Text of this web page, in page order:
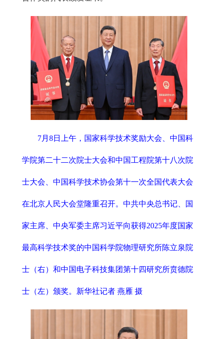
7月8日上午，国家科学技术奖励大会、中国科
学院第二十二次院士大会和中国工程院第十八次院
士大会、中国科学技术协会第十一次全国代表大会
在北京人民大会堂隆重召开。中共中央总书记、国
家主席、中央军委主席习近平向获得2025年度国家
最高科学技术奖的中国科学院物理研究所陈立泉院
士（右）和中国电子科技集团第十四研究所贲德院
士（左）颁奖。新华社记者 燕雁 摄